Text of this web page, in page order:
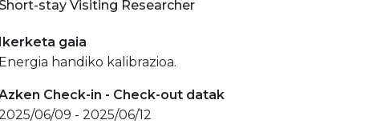
stay Visiting Researcher
Ikerketa gaia
Energia handiko kalibrazioa.
Check-in - Check-out datak
06/09 - 2025/06/12